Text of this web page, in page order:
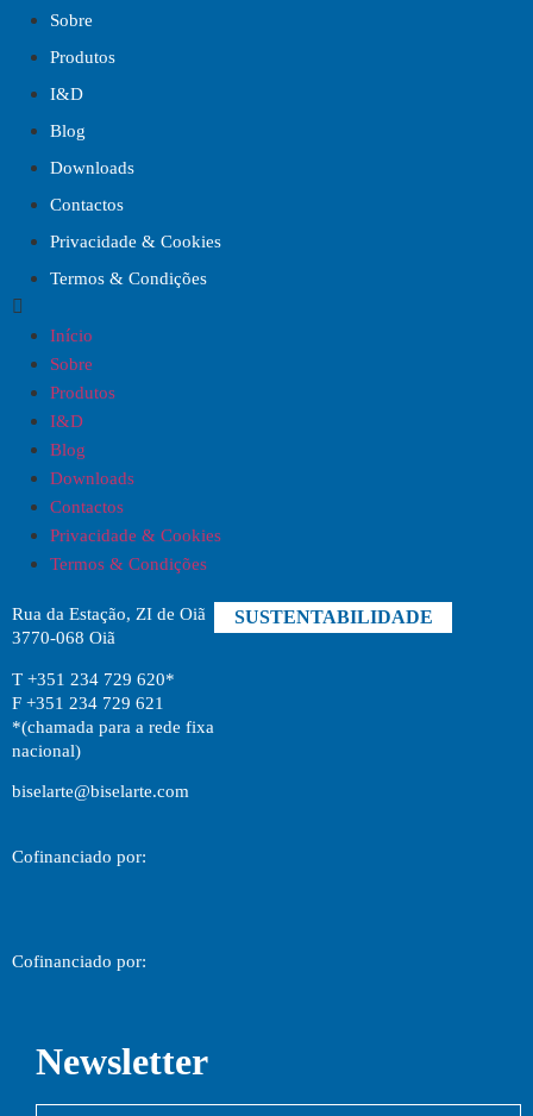
Sobre
Produtos
I&D
Blog
Downloads
Contactos
Privacidade & Cookies
Termos & Condições
Início
Sobre
Produtos
I&D
Blog
Downloads
Contactos
Privacidade & Cookies
Termos & Condições
Rua da Estação, ZI de Oiã
3770-068 Oiã
T +351 234 729 620*
F +351 234 729 621
*(chamada para a rede fixa
nacional)
biselarte@biselarte.com
SUSTENTABILIDADE
Cofinanciado por:
Cofinanciado por:
Newsletter